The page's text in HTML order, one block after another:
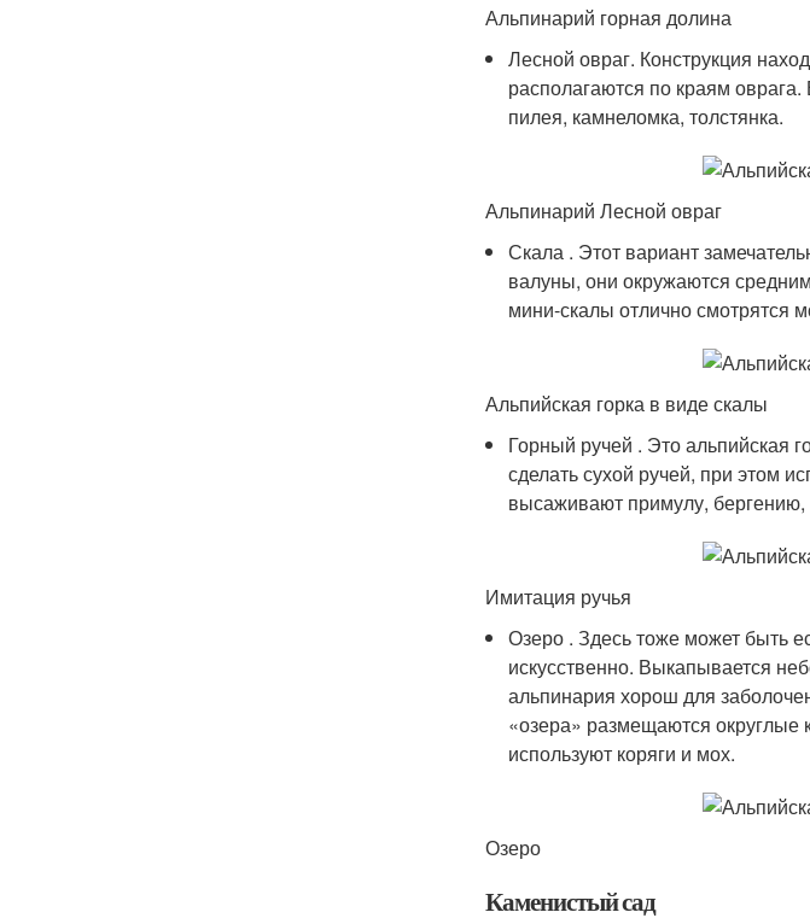
Альпинарий горная долина
Лесной овраг. Конструкция
располагаются по краям
пилея, камнеломка, толстянка.
Альпинарий Лесной овраг
Скала . Этот вариант
валуны, они окружаются
мини-скалы отлично смотрятся
Альпийская горка в виде скалы
Горный ручей . Это альпийская
сделать сухой ручей, при этом
высаживают примулу, бергению,
Имитация ручья
Озеро . Здесь тоже может быть
искусственно. Выкапывается
альпинария хорош для
«озера» размещаются округлые
используют коряги и мох.
Озеро
Каменистый сад